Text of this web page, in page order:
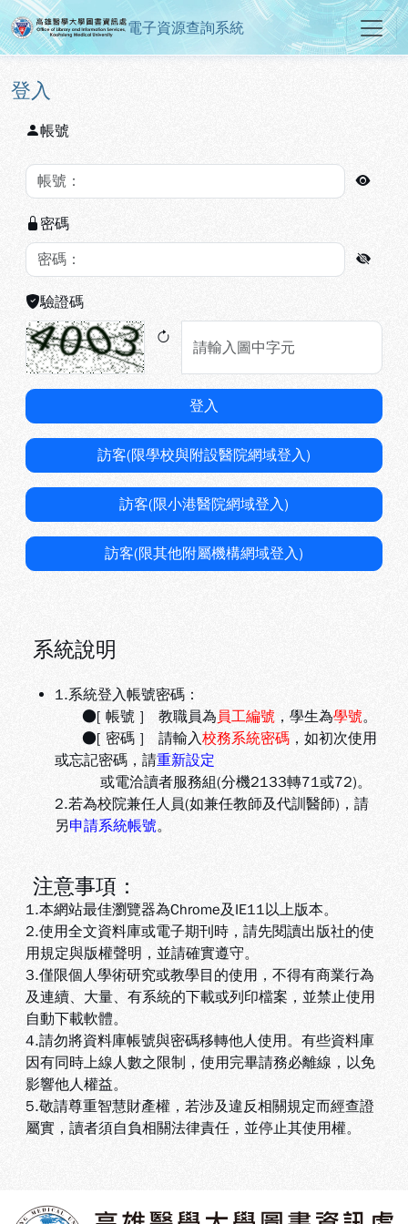
跳到主要內容
:::
高雄醫學大學圖書資訊處電子資
電子資源查詢系統
:::
登入
帳號
密碼
驗證碼
登入
訪客(限學校與附設醫院網域登入)
訪客(限小港醫院網域登入)
訪客(限其他附屬機構網域登入)
系統說明
1.系統登入帳號密碼：
●[ 帳號 ] 教職員為 員工編號 ，學生為學號。
●[ 密碼 ] 請輸入校務系統密碼 ，如初次使用
或忘記密碼，請重新設定
或電洽讀者服務組(分機2133轉71或72)。
2.若為校院兼任人員(如兼任教師及代訓醫師)，請
另申請系統帳號。
注意事項：
1.本網站最佳瀏覽器為Chrome及IE11以上版本。
2.使用全文資料庫或電子期刊時，請先閱讀出版社的使
用規定與版權聲明，並請確實遵守。
3.僅限個人學術研究或教學目的使用，不得有商業行為
及連續、大量、有系統的下載或列印檔案，並禁止使用
自動下載軟體。
4.請勿將資料庫帳號與密碼移轉他人使用。有些資料庫
因有同時上線人數之限制，使用完畢請務必離線，以免
影響他人權益。
5.敬請尊重智慧財產權，若涉及違反相關規定而經查證
屬實，讀者須自負相關法律責任，並停止其使用權。